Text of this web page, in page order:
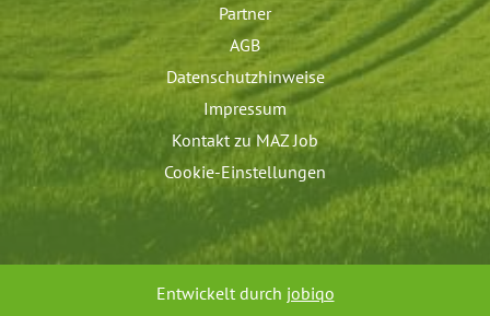
Partner
AGB
Datenschutzhinweise
Impressum
Kontakt zu MAZ Job
Cookie-Einstellungen
Entwickelt durch jobiqo